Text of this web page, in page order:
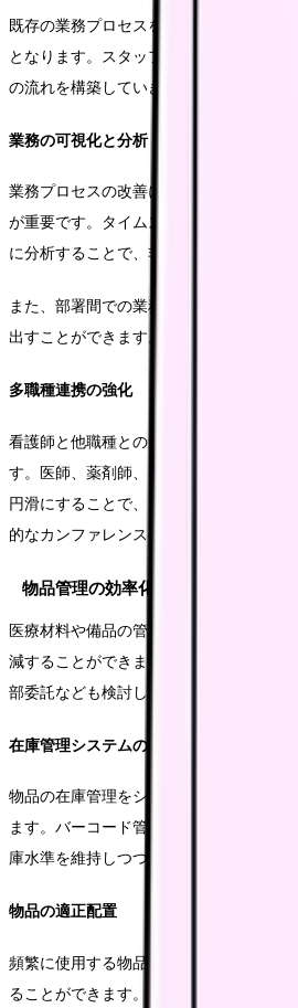
既存の業務プロセスを見直し、効率化を
となります。スタッフの意見を取り入れ
の流れを構築していきましょう。
業務の可視化と分析
業務プロセスの改善には、まず現状の業
が重要です。タイムスタディを実施し、
に分析することで、非効率な部分を特定
また、部署間での業務比較を行うことで
出すことができます。
多職種連携の強化
看護師と他職種との連携を強化すること
す。医師、薬剤師、リハビリスタッフな
円滑にすることで、より効率的な患者ケ
的なカンファレンスの開催や、情報共有
物品管理の効率化
医療材料や備品の管理を効率化すること
減することができます。在庫管理システ
部委託なども検討しましょう。
在庫管理システムの導入
物品の在庫管理をシステム化することで
ます。バーコード管理や自動発注システ
庫水準を維持しつつ、管理業務の負担を
物品の適正配置
頻繁に使用する物品の配置を最適化する
ることができます。使用頻度や緊急性を